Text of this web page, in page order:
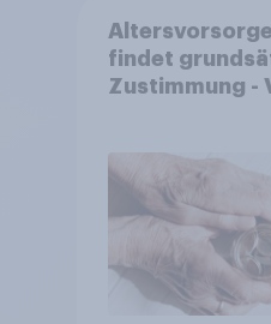
findet
Zustimmung -
Akzeptanz